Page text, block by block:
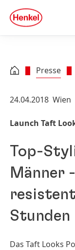
Zu Footer springen
quick
search
Presse
24.04.2018 Wien
Launch Taft
Top-
Männer
Das Taft Looks